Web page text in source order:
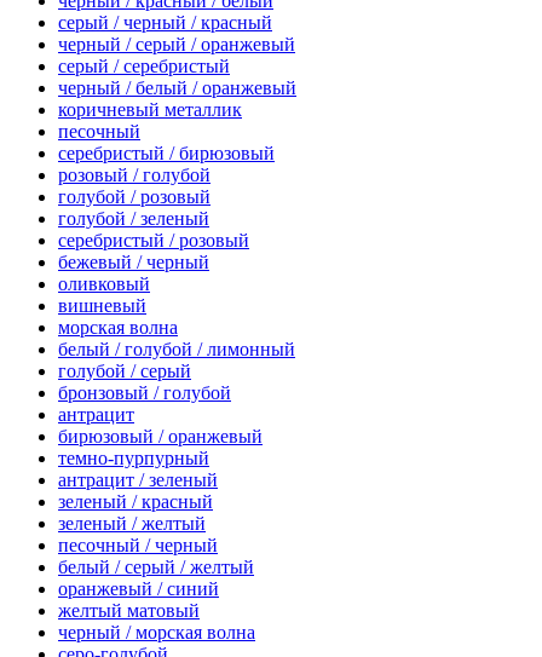
серый / черный / красный
черный / серый / оранжевый
серый / серебристый
черный / белый / оранжевый
коричневый металлик
песочный
серебристый / бирюзовый
розовый / голубой
голубой / розовый
голубой / зеленый
серебристый / розовый
бежевый / черный
оливковый
вишневый
морская волна
белый / голубой / лимонный
голубой / серый
бронзовый / голубой
антрацит
бирюзовый / оранжевый
темно-пурпурный
антрацит / зеленый
зеленый / красный
зеленый / желтый
песочный / черный
белый / серый / желтый
оранжевый / синий
желтый матовый
черный / морская волна